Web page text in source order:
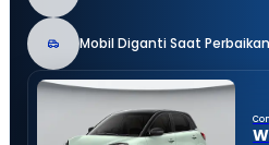
Mobil Diganti Saat